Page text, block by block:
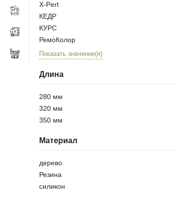
X-Pert
КЕДР
КУРС
РемоКолор
Показать значение(я)
Длина
280 мм
320 мм
350 мм
Материал
дерево
Резина
силикон